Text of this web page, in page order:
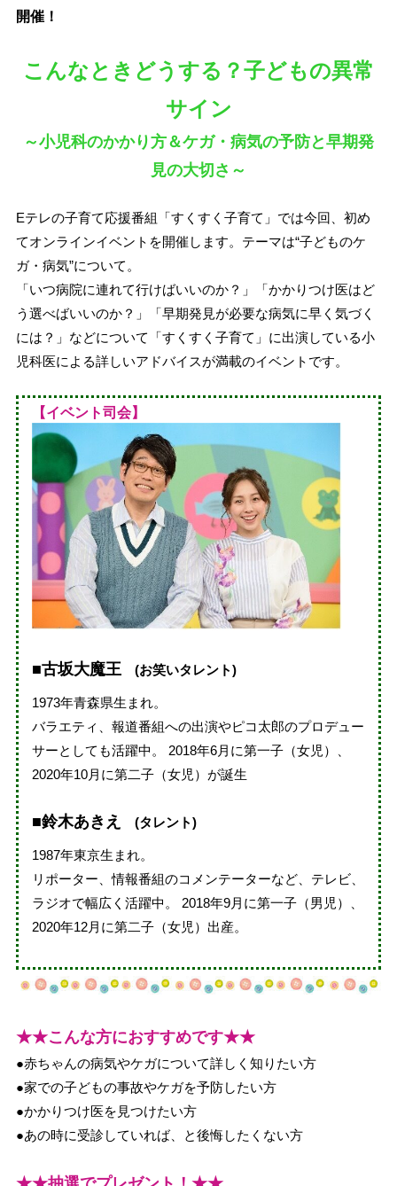
開催！
こんなときどうする？子どもの異常
サイン
～小児科のかかり方＆ケガ・病気の予防と早期発
見の大切さ～
Eテレの子育て応援番組「すくすく子育て」では今回、初め
てオンラインイベントを開催します。テーマは“子どものケ
ガ・病気”について。
「いつ病院に連れて行けばいいのか？」「かかりつけ医はど
う選べばいいのか？」「早期発見が必要な病気に早く気づく
には？」などについて「すくすく子育て」に出演している小
児科医による詳しいアドバイスが満載のイベントです。
【イベント司会】
■古坂大魔王 (お笑いタレント)
1973年青森県生まれ。
バラエティ、報道番組への出演やピコ太郎のプロデュー
サーとしても活躍中。 2018年6月に第一子（女児）、
2020年10月に第二子（女児）が誕生
■鈴木あきえ (タレント)
1987年東京生まれ。
リポーター、情報番組のコメンテーターなど、テレビ、
ラジオで幅広く活躍中。 2018年9月に第一子（男児）、
2020年12月に第二子（女児）出産。
★★こんな方におすすめです★★
●赤ちゃんの病気やケガについて詳しく知りたい方
●家での子どもの事故やケガを予防したい方
●かかりつけ医を見つけたい方
●あの時に受診していれば、と後悔したくない方